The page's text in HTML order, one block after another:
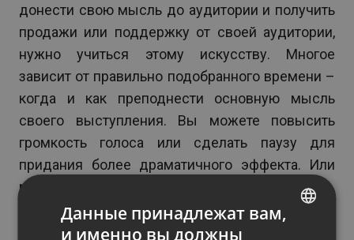
донести свою мысль до аудитории и получить
продажи или поддержку от своей аудитории,
нужно учиться этому искусству. Многое
зависит от правильно подобранного времени –
когда и как преподнести основную мысль
своего выступления. Вы можете повысить
громкость голоса или сделать паузу для
придания более драматичного эффекта. Или
рассказать перед этим убедительную историю,
чтобы придать важность своей мысли.
Данные принадлежат вам,
и именно вы должны